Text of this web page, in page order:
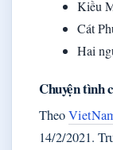
Kiều
Cát
Hai
Chuyện tình
Theo
14/2/2021.